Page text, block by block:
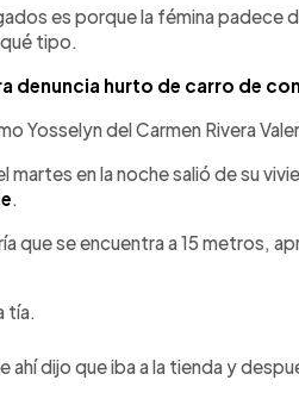
es porque la fémina padece
tipo.
denuncia hurto de carro de
Yosselyn del Carmen Rivera
martes en la noche salió de su
.
que se encuentra a 15 metros,
tía.
ahí dijo que iba a la tienda y